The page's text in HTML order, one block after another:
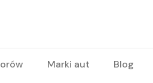
Marki aut Blog